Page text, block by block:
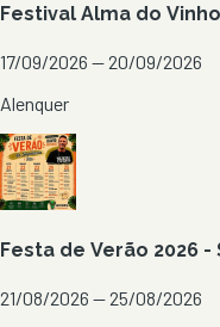
Festival Alma do
17/09/2026 — 20/09/2026
Alenquer
Festa de Verão 2026 -
21/08/2026 — 25/08/2026